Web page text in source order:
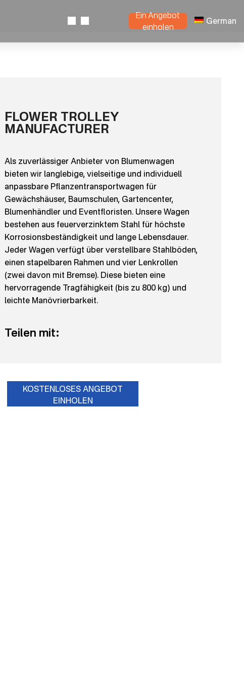
Ein Angebot
einholen
German
FLOWER TROLLEY
MANUFACTURER
Als zuverlässiger Anbieter von Blumenwagen
bieten wir langlebige, vielseitige und individuell
anpassbare Pflanzentransportwagen für
Gewächshäuser, Baumschulen, Gartencenter,
Blumenhändler und Eventfloristen. Unsere Wagen
bestehen aus feuerverzinktem Stahl für höchste
Korrosionsbeständigkeit und lange Lebensdauer.
Jeder Wagen verfügt über verstellbare Stahlböden,
einen stapelbaren Rahmen und vier Lenkrollen
(zwei davon mit Bremse). Diese bieten eine
hervorragende Tragfähigkeit (bis zu 800 kg) und
leichte Manövrierbarkeit.
Teilen mit:
KOSTENLOSES ANGEBOT
EINHOLEN